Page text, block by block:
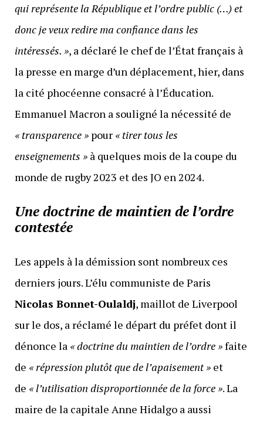
qui représente la République et l’ordre public (…) et
donc je veux redire ma confiance dans les
intéressés. », a déclaré le chef de l’État français à
la presse en marge d’un déplacement, hier, dans
la cité phocéenne consacré à l’Éducation.
Emmanuel Macron a souligné la nécessité de
«transparence »pour «tirer tous les
enseignements »à quelques mois de la coupe du
monde de rugby 2023 et des JO en 2024.
Une doctrine de maintien de l’ordre
contestée
Les appels à la démission sont nombreux ces
derniers jours. L’élu communiste de Paris
Nicolas Bonnet-Oulaldj, maillot de Liverpool
sur le dos, a réclamé le départ du préfet dont il
dénonce la «doctrine du maintien de l’ordre »faite
de « répression plutôt que de l’apaisement »et
de «l’utilisation disproportionnée de la force ». La
maire de la capitale Anne Hidalgo a aussi